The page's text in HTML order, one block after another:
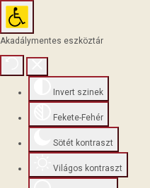
Akadálymentes eszköztár
Invert szinek
Fekete-Fehér
Sötét kontraszt
Világos kontraszt